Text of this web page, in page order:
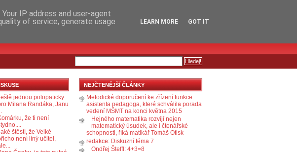
jednou polopaticky
Milana Randáka, Janu
že ti není
štěstí, že Velké
není líný učitel,
NEJČTENĚJŠÍ ČLÁNKY
Metodické doporučení ke zřízení funkce
asistenta pedagoga, které schválila porada
vedení MŠMT na konci května 2015
Hejného matematika rozvíjí nejen
matematický úsudek, ale i čtenářské
schopnosti, říká matikář Tomáš Otisk
redakce: Diskuzní téma 7
Ondřej Šteffl: 4+3=8
IP address and user-agent
of service, generate usage
LEARN MORE GOT IT